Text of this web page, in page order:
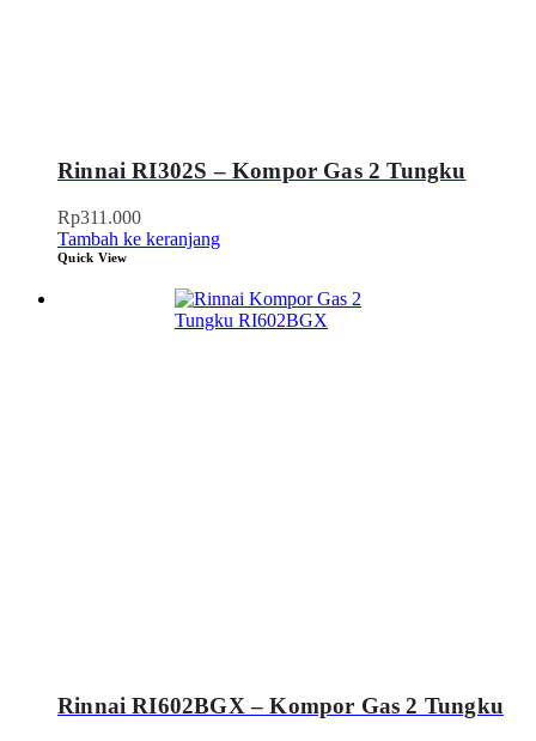
Rinnai RI302S – Kompor Gas 2 Tungku
Rp311.000
Tambah ke keranjang
Quick View
Rinnai RI602BGX – Kompor Gas 2 Tungku